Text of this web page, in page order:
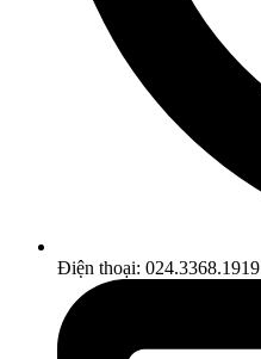
Điện thoại: 024.3368.1919